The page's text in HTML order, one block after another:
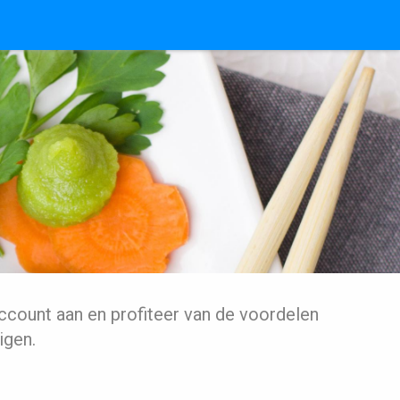
aan en profiteer van de voordelen